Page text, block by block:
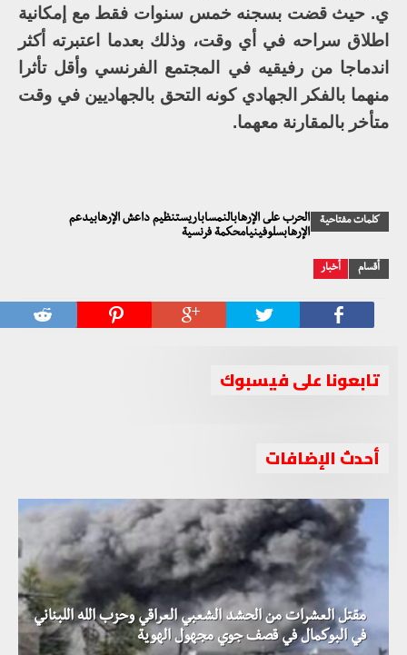
ي. حيث قضت بسجنه خمس سنوات فقط مع إمكانية
اطلاق سراحه في أي وقت، وذلك بعدما اعتبرته أكثر
اندماجا من رفيقيه في المجتمع الفرنسي وأقل تأثرا
منهما بالفكر الجهادي كونه التحق بالجهاديين في وقت
متأخر بالمقارنة معهما.
كلمات مفتاحية
الحرب على الإرهابالنمساباريستنظيم داعش الإرهابيدعم
الإرهابسلوفينيامحكمة فرنسية
أقسام أخبار
تابعونا على فيسبوك
أحدث الإضافات
مقتل العشرات من الحشد الشعبي العراقي وحزب الله اللبناني
في البوكمال في قصف جوي مجهول الهوية